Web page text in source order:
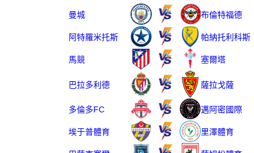
曼城 布倫特福德
阿特羅米托斯 帕納托利科斯
馬競 塞爾塔
巴拉多利德 薩拉戈薩
多倫多FC 邁阿密國際
埃于普體育 里澤體育